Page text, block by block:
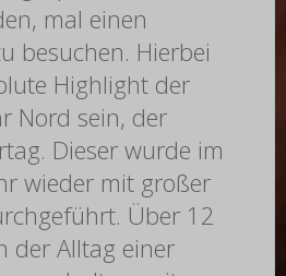
mal einen
besuchen. Hierbei
Highlight der
Nord sein, der
Dieser wurde im
wieder mit großer
Über 12
der Alltag einer